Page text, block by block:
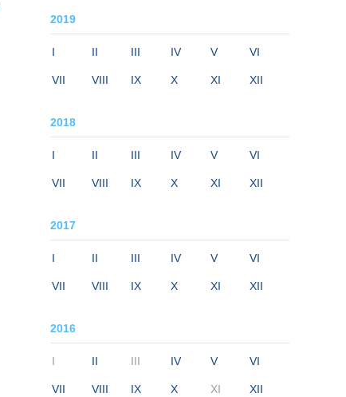
2019
I II III IV V VI
VII VIII IX X XI XII
2018
I II III IV V VI
VII VIII IX X XI XII
2017
I II III IV V VI
VII VIII IX X XI XII
2016
I II III IV V VI
VII VIII IX X XI XII